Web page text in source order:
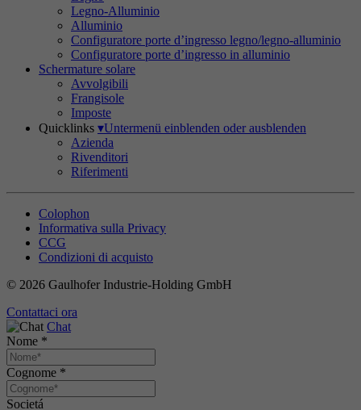
Legno-Alluminio
Alluminio
Configuratore porte d’ingresso legno/legno-alluminio
Configuratore porte d’ingresso in alluminio
Schermature solare
Avvolgibili
Frangisole
Imposte
Quicklinks ▾Untermenü einblenden oder ausblenden
Azienda
Rivenditori
Riferimenti
Colophon
Informativa sulla Privacy
CCG
Condizioni di acquisto
© 2026 Gaulhofer Industrie-Holding GmbH
Contattaci ora
Chat
Nome *
Cognome *
Societá